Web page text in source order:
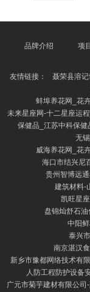
**：早餐换成
品牌介绍 项
友情链接： 聂荣县溶
蚌埠养花网_花
未来星座网-十二星座运
保健品_江苏中科保健
无
威海养花网_花
海口市结兴尼
贵州智博远
建筑材料-
凯旺星
盘锦灿舒石
中阳
泰兴
南京湛汉
新乡市豫都网络技术有
人防工程防护设备
广元市菊芋建材有限公